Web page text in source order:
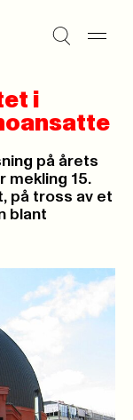
i
på årets
15.
på tross av et
blant